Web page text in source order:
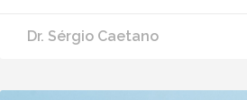
Dr. Sérgio Caetano